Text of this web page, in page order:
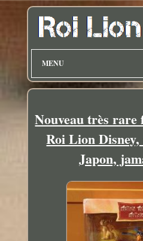
MENU
Nouveau très
Roi Lion
Japon,